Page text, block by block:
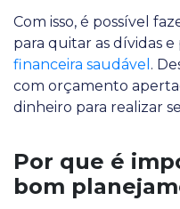
Com isso, é possível
para quitar as dívidas
financeira saudável .
com orçamento
dinheiro para realizar
Por que é
bom